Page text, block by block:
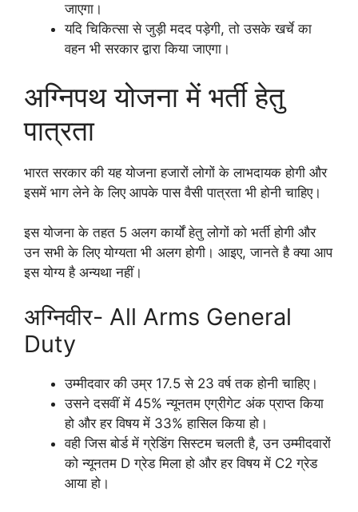
जाएगा।
यदि चिकित्सा से जुड़ी मदद पड़ेगी, तो उसके खर्चे का
वहन भी सरकार द्वारा किया जाएगा।
अग्निपथ योजना में भर्ती हेतु
पात्रता
भारत सरकार की यह योजना हजारों लोगों के लाभदायक होगी और
इसमें भाग लेने के लिए आपके पास वैसी पात्रता भी होनी चाहिए।
इस योजना के तहत 5 अलग कार्यों हेतु लोगों को भर्ती होगी और
उन सभी के लिए योग्यता भी अलग होगी। आइए, जानते है क्या आप
इस योग्य है अन्यथा नहीं।
अग्निवीर- All Arms General
Duty
उम्मीदवार की उम्र 17.5 से 23 वर्ष तक होनी चाहिए।
उसने दसवीं में 45% न्यूनतम एग्रीगेट अंक प्राप्त किया
हो और हर विषय में 33% हासिल किया हो।
वही जिस बोर्ड में ग्रेडिंग सिस्टम चलती है, उन उम्मीदवारों
को न्यूनतम D ग्रेड मिला हो और हर विषय में C2 ग्रेड
आया हो।